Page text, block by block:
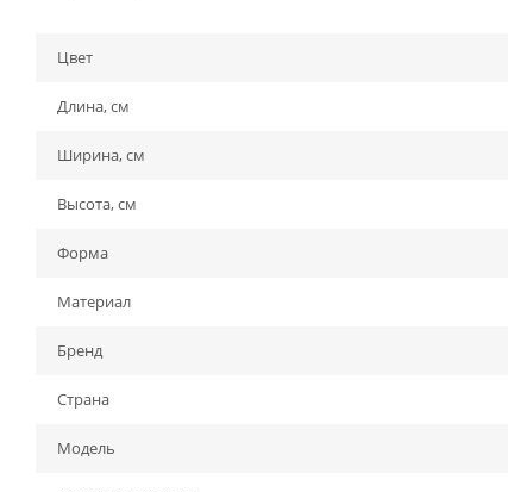
Цвет
Длина, см
Ширина, см
Высота, см
Форма
Материал
Бренд
Страна
Модель